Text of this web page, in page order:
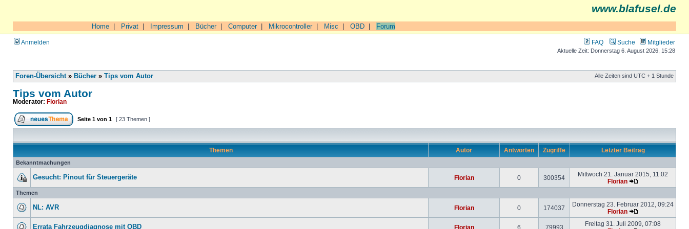
www.blafusel.de
Home Privat Impressum Bücher| Computer| Mikrocontroller| Misc OBD Forum
Anmelden FAQ Suche Mitglieder
Aktuelle Zeit: Donnerstag 6. August 2026, 15:28
Foren-Übersicht» Bücher » Tips vom Autor Alle Zeiten sind UTC + 1 Stunde
Tips vom Autor
Moderator: Florian
Seite 1 von 1 [ 23 Themen ]
Themen Autor Antworten Zugriffe Letzter Beitrag
Bekanntmachungen
Gesucht: Pinout für Steuergeräte Florian 0 300354
Mittwoch 21. Januar 2015, 11:02
Florian
Themen
NL: AVR Florian 0 174037
Donnerstag 23. Februar 2012, 09:24
Florian
Errata Fahrzeugdiagnose mit OBD Florian 6 79993
Freitag 31. Juli 2009, 07:08